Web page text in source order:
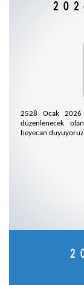
2528 Ocak 2026
düzenlenecek
heyecan